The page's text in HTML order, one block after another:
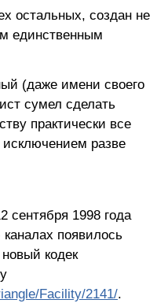
остальных, создан не
единственным
(даже имени своего
сумел сделать
практически все
исключением разве
сентября 1998 года
появилось
кодек
Facility/2141/.